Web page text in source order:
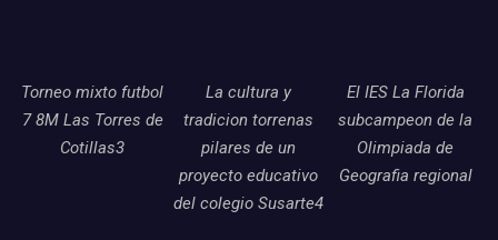
Torneo mixto futbol
7 8M Las Torres de
Cotillas3
La cultura y
tradicion torrenas
pilares de un
proyecto educativo
del colegio Susarte4
El IES La Florida
subcampeon de la
Olimpiada de
Geografia regional